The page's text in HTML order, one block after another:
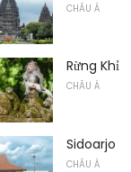
CHÂU Á
Rừng Khỉ
CHÂU Á
Sidoarjo
CHÂU Á